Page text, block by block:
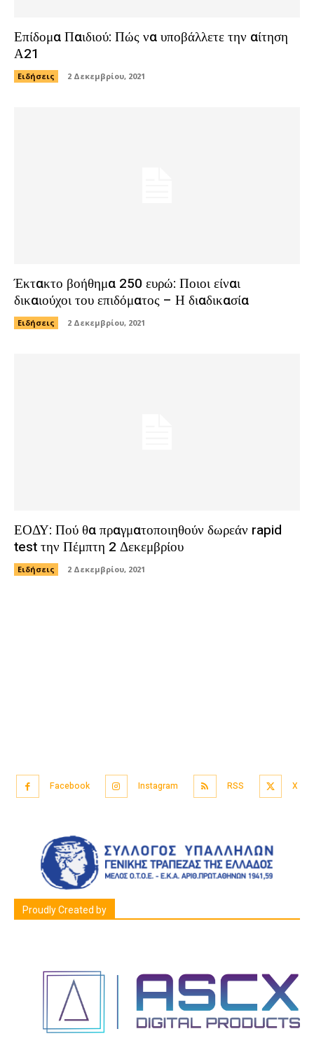
Επίδομα Παιδιού: Πώς να υποβάλλετε την αίτηση
Α21
Ειδήσεις 2 Δεκεμβρίου, 2021
Έκτακτο βοήθημα 250 ευρώ: Ποιοι είναι
δικαιούχοι του επιδόματος – Η διαδικασία
Ειδήσεις 2 Δεκεμβρίου, 2021
ΕΟΔΥ: Πού θα πραγματοποιηθούν δωρεάν rapid
test την Πέμπτη 2 Δεκεμβρίου
Ειδήσεις 2 Δεκεμβρίου, 2021
Facebook Instagram RSS X
Proudly Created by